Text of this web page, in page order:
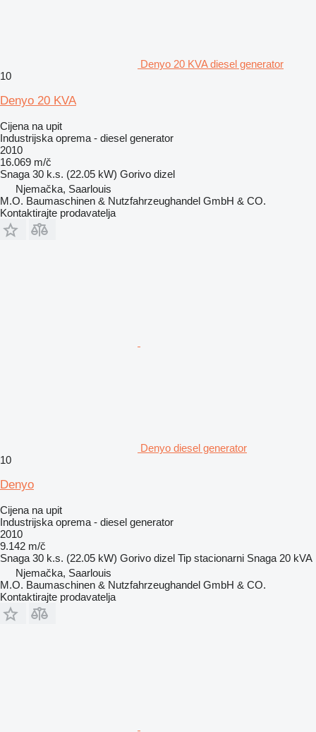
Denyo 20 KVA diesel generator
10
Denyo 20 KVA
Cijena na upit
Industrijska oprema - diesel generator
2010
16.069 m/č
Snaga 30 k.s. (22.05 kW) Gorivo dizel
Njemačka, Saarlouis
M.O. Baumaschinen & Nutzfahrzeughandel GmbH & CO.
Kontaktirajte prodavatelja
Denyo diesel generator
10
Denyo
Cijena na upit
Industrijska oprema - diesel generator
2010
9.142 m/č
Snaga 30 k.s. (22.05 kW) Gorivo dizel Tip stacionarni Snaga 20 kVA
Njemačka, Saarlouis
M.O. Baumaschinen & Nutzfahrzeughandel GmbH & CO.
Kontaktirajte prodavatelja